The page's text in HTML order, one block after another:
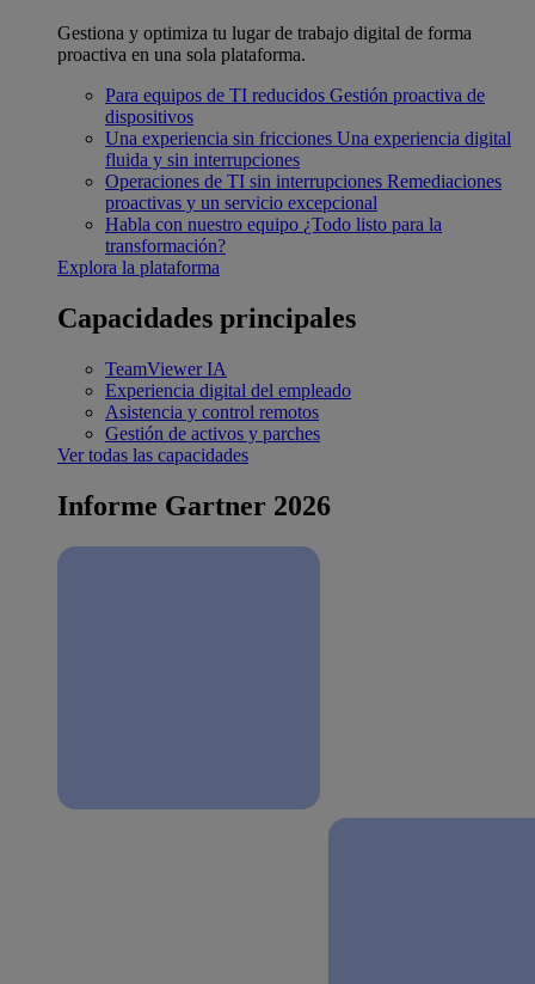
Gestiona y optimiza tu lugar de trabajo digital de forma
proactiva en una sola plataforma.
Para equipos de TI reducidos Gestión proactiva de
dispositivos
Una experiencia sin fricciones Una experiencia digital
fluida y sin interrupciones
Operaciones de TI sin interrupciones Remediaciones
proactivas y un servicio excepcional
Habla con nuestro equipo ¿Todo listo para la
transformación?
Explora la plataforma
Capacidades principales
TeamViewer IA
Experiencia digital del empleado
Asistencia y control remotos
Gestión de activos y parches
Ver todas las capacidades
Informe Gartner 2026